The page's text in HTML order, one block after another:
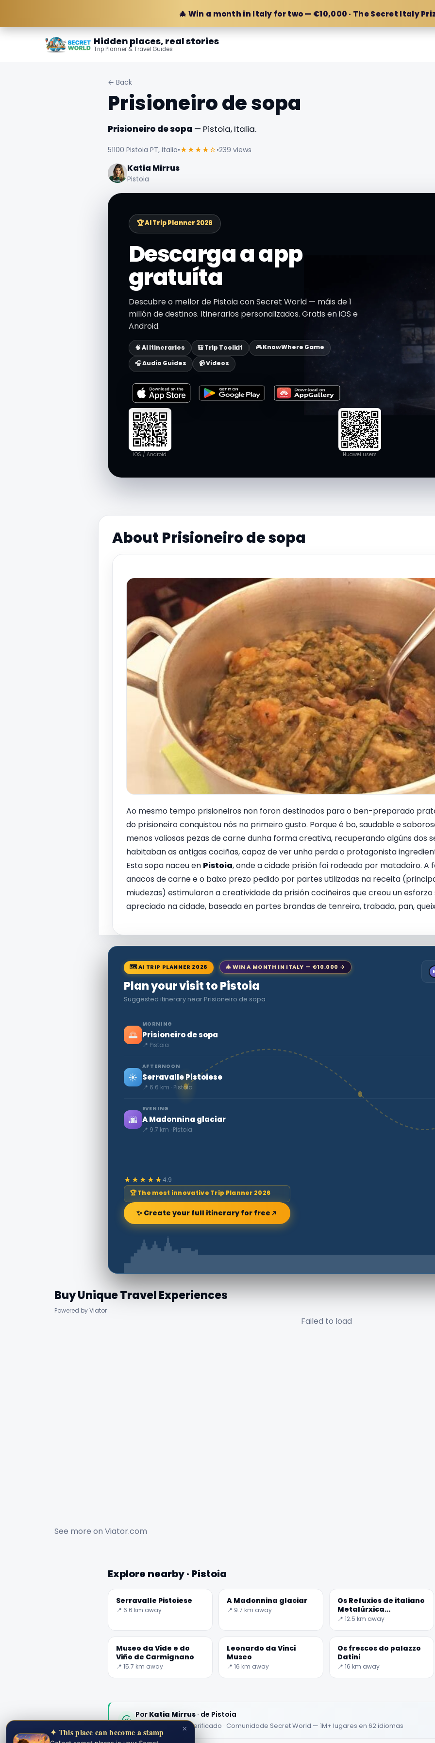
🎄 Win a month in Italy for two — €10,000 · The Secret Italy
Hidden places, real stories
Trip Planner & Travel Guides
← Back
Prisioneiro de sopa
Prisioneiro de sopa — Pistoia, Italia.
51100 Pistoia PT, Italia•★★★★☆•239 views
Katia Mirrus
Pistoia
🏆 AI Trip Planner 2026
Descarga a app
gratuíta
Descubre o mellor de Pistoia con Secret World — máis de 1
millón de destinos. Itinerarios personalizados. Gratis en iOS e
Android.
🧠 AI Itineraries 🎒 Trip Toolkit
🎮 KnowWhere Game
🎧 Audio Guides
📹 Videos
iOS / Android Huawei users
About Prisioneiro de sopa
Ao mesmo tempo prisioneiros non foron destinados para o ben-preparado
do prisioneiro conquistou nós no primeiro gusto. Porque é bo, saudable e
menos valiosas pezas de carne dunha forma creativa, recuperando algúns dos
habitaban as antigas cociñas, capaz de ver unha perda o protagonista
Esta sopa naceu en Pistoia, onde a cidade prisión foi rodeado por matadoiro. A
anacos de carne e o baixo prezo pedido por partes utilizadas na receita
miudezas) estimularon a creatividade da prisión cociñeiros que creou un
apreciado na cidade, baseada en partes brandas de tenreira, trabada, pan,
🗺 AI TRIP PLANNER 2026 🎄 WIN A MONTH IN ITALY — €10,000 →
Plan your visit to Pistoia
Suggested itinerary near Prisioneiro de sopa
🌅
MORNING
Prisioneiro de sopa
📍 Pistoia
☀️
AFTERNOON
Serravalle Pistoiese
📍 6.6 km · Pistoia
🌆
EVENING
A Madonnina glaciar
📍 9.7 km · Pistoia
★★★★★4.9
🏆 The most innovative Trip Planner 2026
✨ Create your full itinerary for free
Buy Unique Travel Experiences
Powered by Viator
Failed to load
See more on Viator.com
Explore nearby · Pistoia
Serravalle Pistoiese
📍 6.6 km away
A Madonnina glaciar
📍 9.7 km away
Os Refuxios de italiano
Metalúrxica
Sociedade
📍 12.5 km away
Museo da Vide e do
Viño de Carmignano
📍 15.7 km away
Leonardo da Vinci
Museo
📍 16 km away
Os frescos do palazzo
Datini
📍 16 km away
Por Katia Mirrus· de Pistoia
Contido editorial verificado · Comunidade Secret World — 1M+ lugares en 62 idiomas
Keep Exploring the World
1,000,000+ places in your pocket. Free.
Maybe later
×
✦ This place can become a stamp